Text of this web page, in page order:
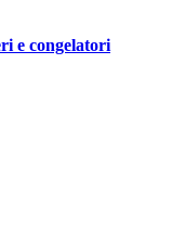
e congelatori